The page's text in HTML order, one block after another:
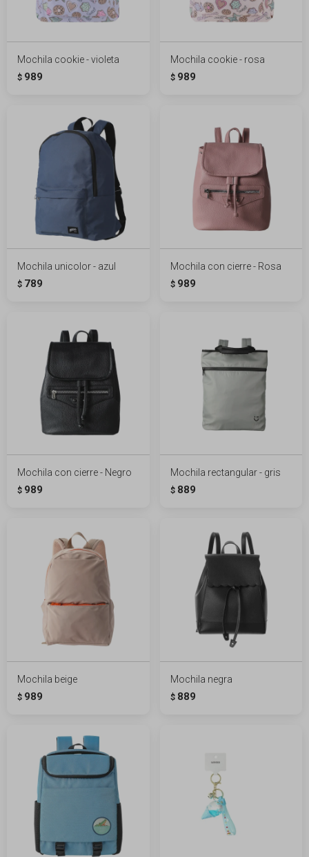
Mochila cookie - violeta
$ 989
Mochila cookie - rosa
$ 989
Mochila unicolor - azul
$ 789
Mochila con cierre - Rosa
$ 989
Mochila con cierre - Negro
$ 989
Mochila rectangular - gris
$ 889
Mochila beige
$ 989
Mochila negra
$ 889